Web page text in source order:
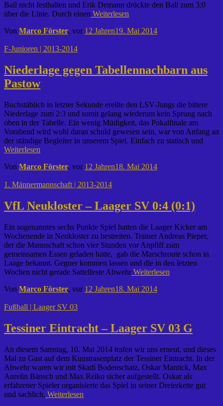
Ball nicht festhalten und Erik Demann drückte den Ball zum 3:0
über die Linie. Durch einen Weiterlesen
Von Marco Förster, vor 12 Jahren19. Mai 2014
F-Junioren | 2013-2014
Niederlage gegen Tabellennachbarn aus
Pastow
Buchstäblich in letzter Sekunde ereilte den LSV-Jungs die bittere
Niederlage zum 2:3 und somit gelang wiederum kein Sprung nach
oben in der Tabelle. Ein wenig Müdigkeit, das Pokalfinale am
Vorabend wird wohl daran schuld gewesen sein, war von Anfang an
der ständige Begleiter in unserem Spiel. Einfach zu statisch und
Weiterlesen
Von Marco Förster, vor 12 Jahren18. Mai 2014
1. Männermannschaft | 2013-2014
VfL Neukloster – Laager SV 0:4 (0:1)
Ein sogenanntes sechs Punkte Spiel hatten die Laager Kicker am
Wochenende in Neukloster zu bestreiten. Trainer Andreas Pieper,
der die Mannschaft schon vier Stunden vor Anpfiff zum
gemeinsamen Essen geladen hatte, gab die Marschroute schon in
Laage bekannt. Gegner kommen lassen und die in den letzten
Wochen nicht gerade Sattelfeste AbwehrWeiterlesen
Von Marco Förster, vor 12 Jahren18. Mai 2014
Fußball | Laager SV 03
Tessiner Eintracht – Laager SV 03 G
An diesem Samstag, 10. Mai 2014 trafen wir uns erneut, und dieses
Mal zu Gast auf dem Kunstrasenplatz der Tessiner Eintracht. In der
Abwehr waren wir mit Skadi Bodenschatz, Oskar Mantick, Max
Aurelin Bänsch und Max Reiko sicher aufgestellt. Oskar als
erfahrener Spieler organisierte das Spiel in seiner Dreierkette gut
und sachlich, Weiterlesen